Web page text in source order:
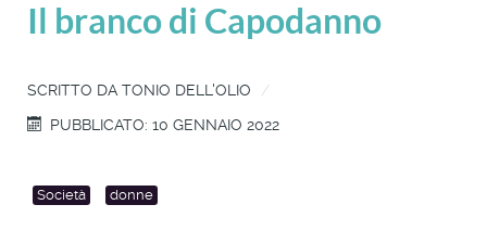
Il branco di Capodanno
SCRITTO DA TONIO DELL'OLIO
PUBBLICATO: 10 GENNAIO 2022
Società donne